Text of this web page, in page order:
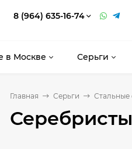
8 (964) 635-16-74
в Москве Серьги
Главная Серьги Стальные